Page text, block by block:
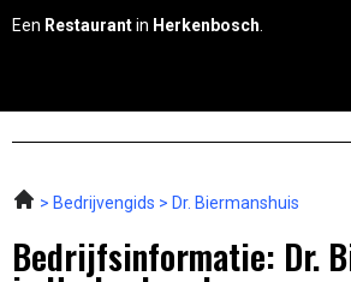
Een Restaurantin Herkenbosch
Bedrijvengids Dr. Biermanshuis
Bedrijfsinformatie: Dr.